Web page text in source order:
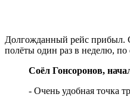
Долгожданный рейс прибыл.
полёты один раз в неделю,
Соёл Гонсоронов,
- Очень удобная точка